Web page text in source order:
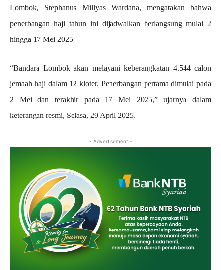
Lombok, Stephanus Millyas Wardana, mengatakan bahwa
penerbangan haji tahun ini dijadwalkan berlangsung mulai 2
hingga 17 Mei 2025.
“Bandara Lombok akan melayani keberangkatan 4.544 calon
jemaah haji dalam 12 kloter. Penerbangan pertama dimulai pada
2 Mei dan terakhir pada 17 Mei 2025,” ujarnya dalam
keterangan resmi, Selasa, 29 April 2025.
- Advertisement -